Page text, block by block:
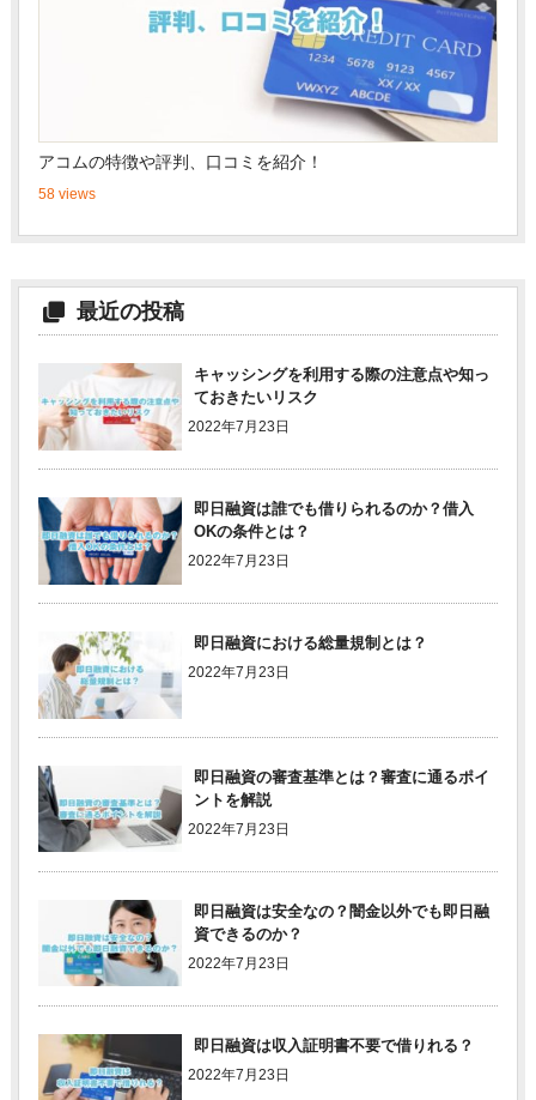
アコムの特徴や評判、口コミを紹介！
58 views
最近の投稿
キャッシングを利用する際の注意点や知っ
ておきたいリスク
2022年7月23日
即日融資は誰でも借りられるのか？借入
OKの条件とは？
2022年7月23日
即日融資における総量規制とは？
2022年7月23日
即日融資の審査基準とは？審査に通るポイ
ントを解説
2022年7月23日
即日融資は安全なの？闇金以外でも即日融
資できるのか？
2022年7月23日
即日融資は収入証明書不要で借りれる？
2022年7月23日